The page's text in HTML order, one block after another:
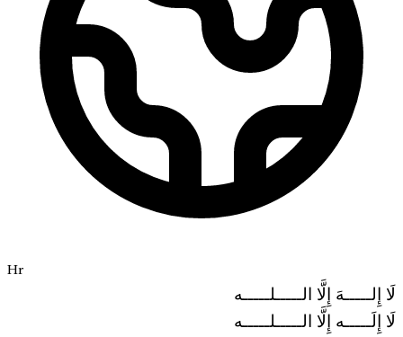
Hr
لَا إِلـــــهَ إِلَّا الـــــلـــــه
لَا إِلَـــــه إِلَّا الـــــلـــــه